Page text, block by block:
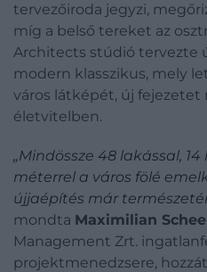
tervezőiroda jegyzi,
míg a belső tereket az
Architects stúdió tervezte
modern klasszikus, mely
város látképét, új
életvitelben.
„Mindössze 48 lakással,
méterrel a város fölé
újjaépítés már
mondta Maximilian
Management Zrt.
projektmenedzsere,